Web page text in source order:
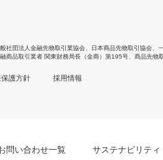
社団法人金融先物取引業協会 日本商品先物取引協会
商品取引業者 関東財務局長（金商）第195号、商品先物
護方針 採用情報
問い合わせ一覧 サステナビリティ